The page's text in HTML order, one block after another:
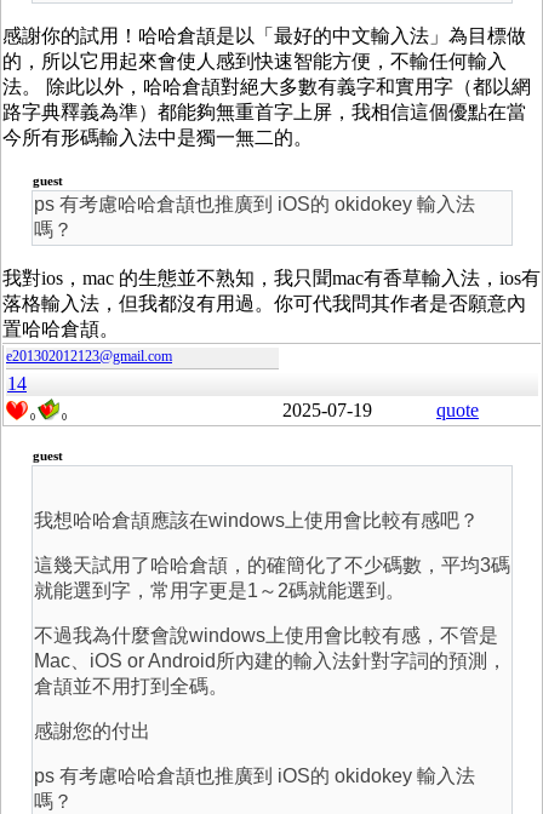
感謝你的試用！哈哈倉頡是以「最好的中文輸入法」為目標做
的，所以它用起來會使人感到快速智能方便，不輸任何輸入
法。 除此以外，哈哈倉頡對絕大多數有義字和實用字（都以網
路字典釋義為準）都能夠無重首字上屏，我相信這個優點在當
今所有形碼輸入法中是獨一無二的。
guest
ps 有考慮哈哈倉頡也推廣到 iOS的 okidokey 輸入法
嗎？
我對ios，mac 的生態並不熟知，我只聞mac有香草輸入法，ios有
落格輸入法，但我都沒有用過。你可代我問其作者是否願意內
置哈哈倉頡。
e201302012123@gmail.com
14
0 0 2025-07-19 quote
guest
我想哈哈倉頡應該在windows上使用會比較有感吧？
這幾天試用了哈哈倉頡，的確簡化了不少碼數，平均3碼
就能選到字，常用字更是1～2碼就能選到。
不過我為什麼會說windows上使用會比較有感，不管是
Mac、iOS or Android所內建的輸入法針對字詞的預測，
倉頡並不用打到全碼。
感謝您的付出
ps 有考慮哈哈倉頡也推廣到 iOS的 okidokey 輸入法
嗎？